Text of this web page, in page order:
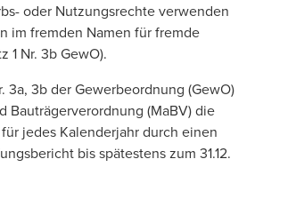
oder Nutzungsrechte verwenden
im fremden Namen für fremde
1 Nr. 3b GewO).
3a, 3b der Gewerbeordnung (GewO)
Bauträgerverordnung (MaBV) die
jedes Kalenderjahr durch einen
bis spätestens zum 31.12.